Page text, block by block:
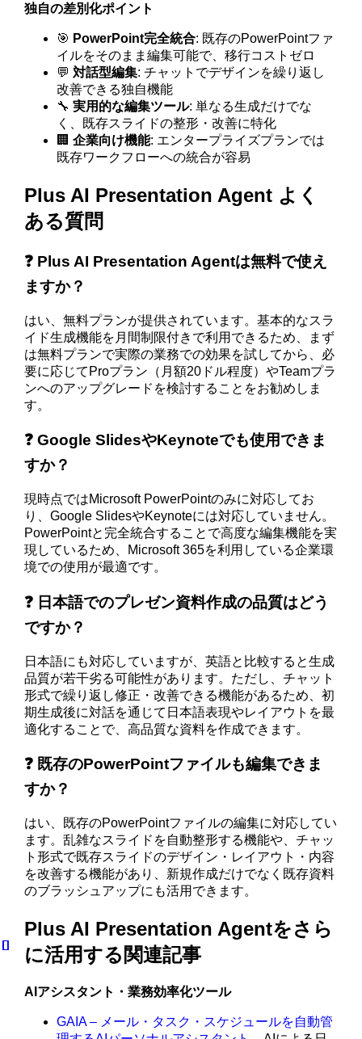
独自の差別化ポイント
🎯 PowerPoint完全統合: 既存のPowerPointファ
イルをそのまま編集可能で、移行コストゼロ
💬対話型編集: チャットでデザインを繰り返し
改善できる独自機能
🔧実用的な編集ツール: 単なる生成だけでな
く、既存スライドの整形・改善に特化
🏢企業向け機能: エンタープライズプランでは
既存ワークフローへの統合が容易
Plus AI Presentation Agent よく
ある質問
❓ Plus AI Presentation Agentは無料で使え
ますか？
はい、無料プランが提供されています。基本的なスラ
イド生成機能を月間制限付きで利用できるため、まず
は無料プランで実際の業務での効果を試してから、必
要に応じてProプラン（月額20ドル程度）やTeamプラ
ンへのアップグレードを検討することをお勧めしま
す。
❓ Google SlidesやKeynoteでも使用できま
すか？
現時点ではMicrosoft PowerPointのみに対応してお
り、Google SlidesやKeynoteには対応していません。
PowerPointと完全統合することで高度な編集機能を実
現しているため、Microsoft 365を利用している企業環
境での使用が最適です。
❓ 日本語でのプレゼン資料作成の品質はどう
ですか？
日本語にも対応していますが、英語と比較すると生成
品質が若干劣る可能性があります。ただし、チャット
形式で繰り返し修正・改善できる機能があるため、初
期生成後に対話を通じて日本語表現やレイアウトを最
適化することで、高品質な資料を作成できます。
❓ 既存のPowerPointファイルも編集できま
すか？
はい、既存のPowerPointファイルの編集に対応してい
ます。乱雑なスライドを自動整形する機能や、チャッ
ト形式で既存スライドのデザイン・レイアウト・内容
を改善する機能があり、新規作成だけでなく既存資料
のブラッシュアップにも活用できます。
Plus AI Presentation Agentをさら
に活用する関連記事
AIアシスタント・業務効率化ツール
GAIA – メール・タスク・スケジュールを自動管